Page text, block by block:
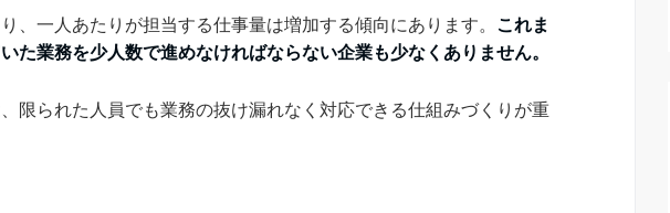
、一人あたりが担当する仕事量は増加する傾向にあります。 これま
た業務を少人数で進めなければならない企業も少なくありません。
限られた人員でも業務の抜け漏れなく対応できる仕組みづくりが重